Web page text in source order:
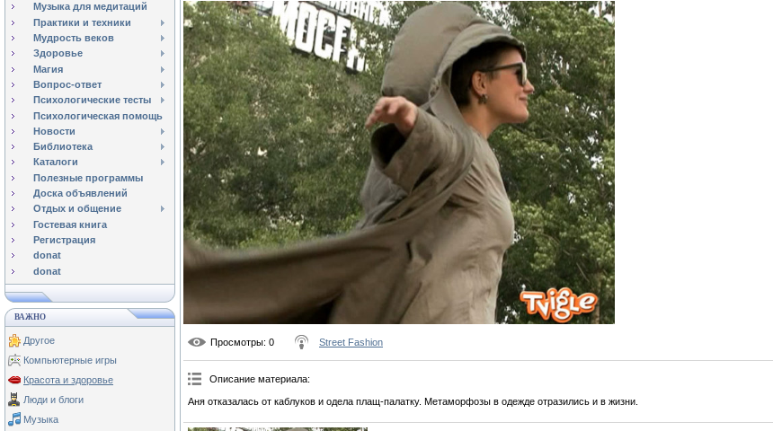
Музыка для медитаций
Практики и техники
Мудрость веков
Здоровье
Магия
Вопрос-ответ
Психологические тесты
Психологическая помощь
Новости
Библиотека
Каталоги
Полезные программы
Доска объявлений
Отдых и общение
Гостевая книга
Регистрация
donat
donat
ВАЖНО
Другое
Компьютерные игры
Красота и здоровье
Люди и блоги
Музыка
Просмотры: 0 Street Fashion
Описание материала:
Аня отказалась от каблуков и одела плащ-палатку. Метаморфозы в одежде отразились и в жизни.